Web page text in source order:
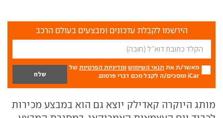
הירשמו לקבלת עדכונים ומבצעים בעולם הרכב
מאשר/ת את תנאי השימוש ומדיניות הפרטיות של
iCar ומסכים/ה לקבל מכם דברי פרסום.
מותג היוקרה קאדילק יוצא גם הוא במבצע מכירות